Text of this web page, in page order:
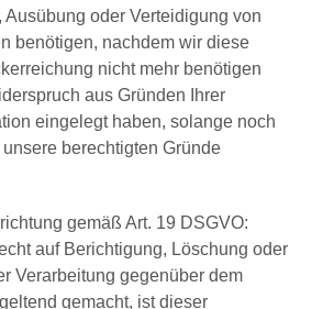
Ausübung oder Verteidigung von
benötigen, nachdem wir diese
nicht mehr benötigen
aus Gründen Ihrer
eingelegt haben, solange noch
berechtigten Gründe
gemäß Art. 19 DSGVO:
auf Berichtigung, Löschung oder
Verarbeitung gegenüber dem
gemacht, ist dieser